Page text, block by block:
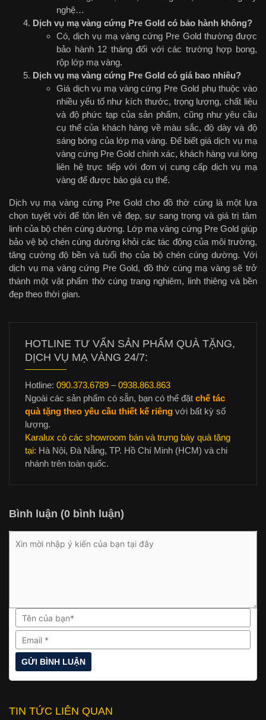
nghệ…
Dịch vụ mạ vàng cứng Pre Gold có bảo hành không?
Có, dịch vụ mạ vàng cứng Pre Gold thường được
bảo hành 12 tháng đối với các trường hợp bong,
rộp lớp mạ vàng.
Dịch vụ mạ vàng cứng Pre Gold có giá bao nhiêu?
Giá dịch vụ mạ vàng cứng Pre Gold phụ thuộc vào
nhiều yếu tố như kích thước, trọng lượng, chất liệu
và độ phức tạp của sản phẩm, cũng như yêu cầu
cụ thể của khách hàng về màu sắc, độ dày và độ
sáng bóng của lớp mạ vàng. Để biết giá dịch vụ mạ
vàng cứng Pre Gold chính xác, khách hàng vui lòng
liên hệ trực tiếp với đơn vị cung cấp dịch vụ mạ
vàng để được báo giá cụ thể.
Dịch vụ mạ vàng cứng Pre Gold cho đồ thờ cúng là một lựa
chọn tuyệt vời để tôn lên vẻ đẹp, sự sang trọng và giá trị tâm
linh của bộ chén cúng dường. Lớp mạ vàng cứng Pre Gold giúp
bảo vệ bộ chén cúng dường khỏi các tác động của môi trường,
tăng cường độ bền và tuổi thọ của bộ chén cúng dường. Với
dịch vụ mạ vàng cứng Pre Gold, đồ thờ cúng mạ vàng sẽ trở
thành một vật phẩm thờ cúng trang nghiêm, linh thiêng và bền
đẹp theo thời gian.
HOTLINE TƯ VẤN SẢN PHẨM QUÀ TẶNG,
DỊCH VỤ MẠ VÀNG 24/7:
Hotline: 090.373.6789 –0938.863.863
Ngoài các sản phẩm có sẵn, bạn có thể đặt chế tác
quà tặng theo yêu cầu thiết kế riêng với bất kỳ số
lượng.
Karalux có các showroom bán và trưng bày quà tặng
tại: Hà Nội, Đà Nẵng, TP. Hồ Chí Minh (HCM) và chi
nhánh trên toàn quốc.
Bình luận (0 bình luận)
TIN TỨC LIÊN QUAN